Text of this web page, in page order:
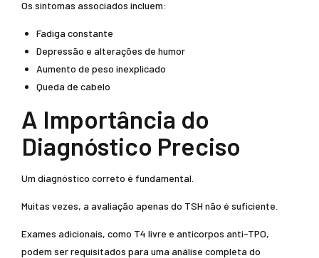
Os sintomas associados incluem:
Fadiga constante
Depressão e alterações de humor
Aumento de peso inexplicado
Queda de cabelo
A Importância do
Diagnóstico Preciso
Um diagnóstico correto é fundamental.
Muitas vezes, a avaliação apenas do TSH não é suficiente.
Exames adicionais, como T4 livre e anticorpos anti-TPO,
podem ser requisitados para uma análise completa do